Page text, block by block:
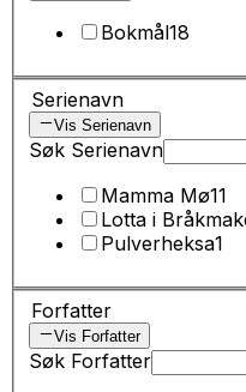
Bokmål18
Serienavn
Vis Serienavn
Søk Serienavn
Mamma Mø11
Lotta i
Pulverheksa1
Forfatter
Vis Forfatter
Søk Forfatter